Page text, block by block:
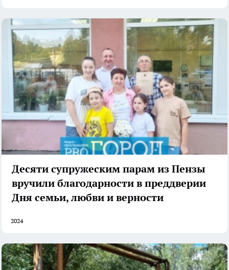
Десяти супружеским парам из Пензы
вручили благодарности в преддверии
Дня семьи, любви и верности
2024